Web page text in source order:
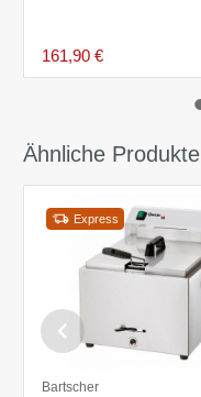
161,90 €
Ähnliche Produkte
Express
Bartscher